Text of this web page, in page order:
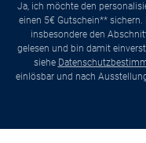
Ja, ich möchte den
einen 5€ Gutschein** sichern.
insbesondere den
gelesen und bin damit
siehe
einlösbar und nach